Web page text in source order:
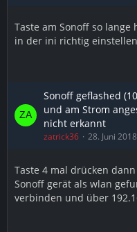
Taste am Sonoff so lange
in der ini richtig
Sonoff geflashed
und am Strom
nicht erkannt
zatrick36 28. Juni
Taste 4 mal drücken
Sonoff gerät als wlan
verbinden und über